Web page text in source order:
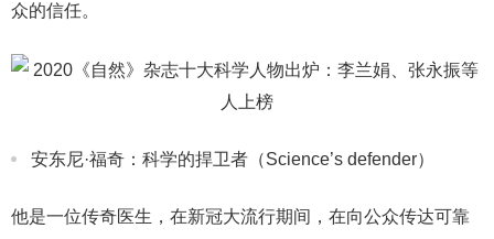
众的信任。
安东尼·福奇：科学的捍卫者（Science’s defender）
他是一位传奇医生，在新冠大流行期间，在向公众传达可靠